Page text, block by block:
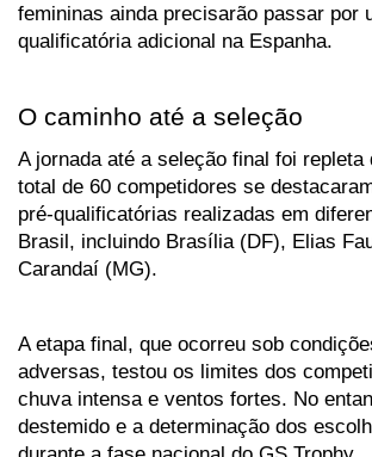
femininas ainda precisarão passar por
qualificatória adicional na Espanha.
O caminho até a seleção
A jornada até a seleção final foi repleta
total de 60 competidores se
pré-qualificatórias realizadas em
Brasil, incluindo Brasília (DF), Elias
Carandaí (MG).
A etapa final, que ocorreu sob
adversas, testou os limites dos
chuva intensa e ventos fortes. No
destemido e a determinação dos